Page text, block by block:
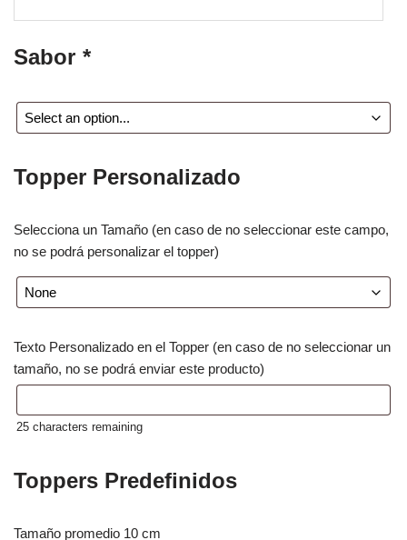
Sabor *
Topper Personalizado
Selecciona un Tamaño (en caso de no seleccionar este campo,
no se podrá personalizar el topper)
Texto Personalizado en el Topper (en caso de no seleccionar un
tamaño, no se podrá enviar este producto)
25 characters remaining
Toppers Predefinidos
Tamaño promedio 10 cm